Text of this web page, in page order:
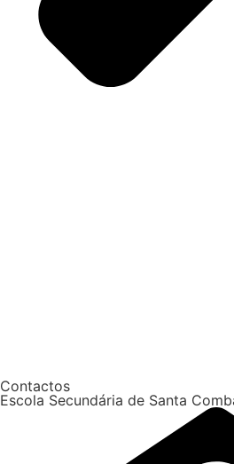
Contactos
Escola Secundária de Santa